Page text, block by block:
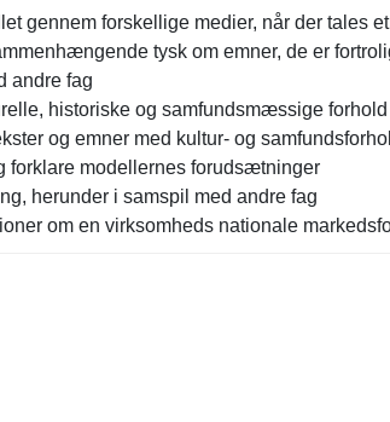
gennem forskellige medier, når der tales
tysk om emner, de er
andre fag
historiske og samfundsmæssige
og emner med kultur- og
forklare modellernes forudsætninger
herunder i samspil med andre fag
om en virksomheds nationale
til Kiel og Hamborg
til Flensborg